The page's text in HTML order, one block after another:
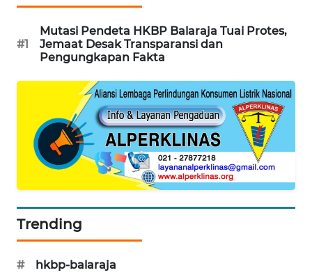
#1
Mutasi Pendeta HKBP Balaraja Tuai Protes,
Jemaat Desak Transparansi dan
Pengungkapan Fakta
Trending
# hkbp-balaraja
WAHANA
KONSUMEN
WAHANA
TRAVEL
WAHANA
WAHANANEWS
ID
WAHANANEWS